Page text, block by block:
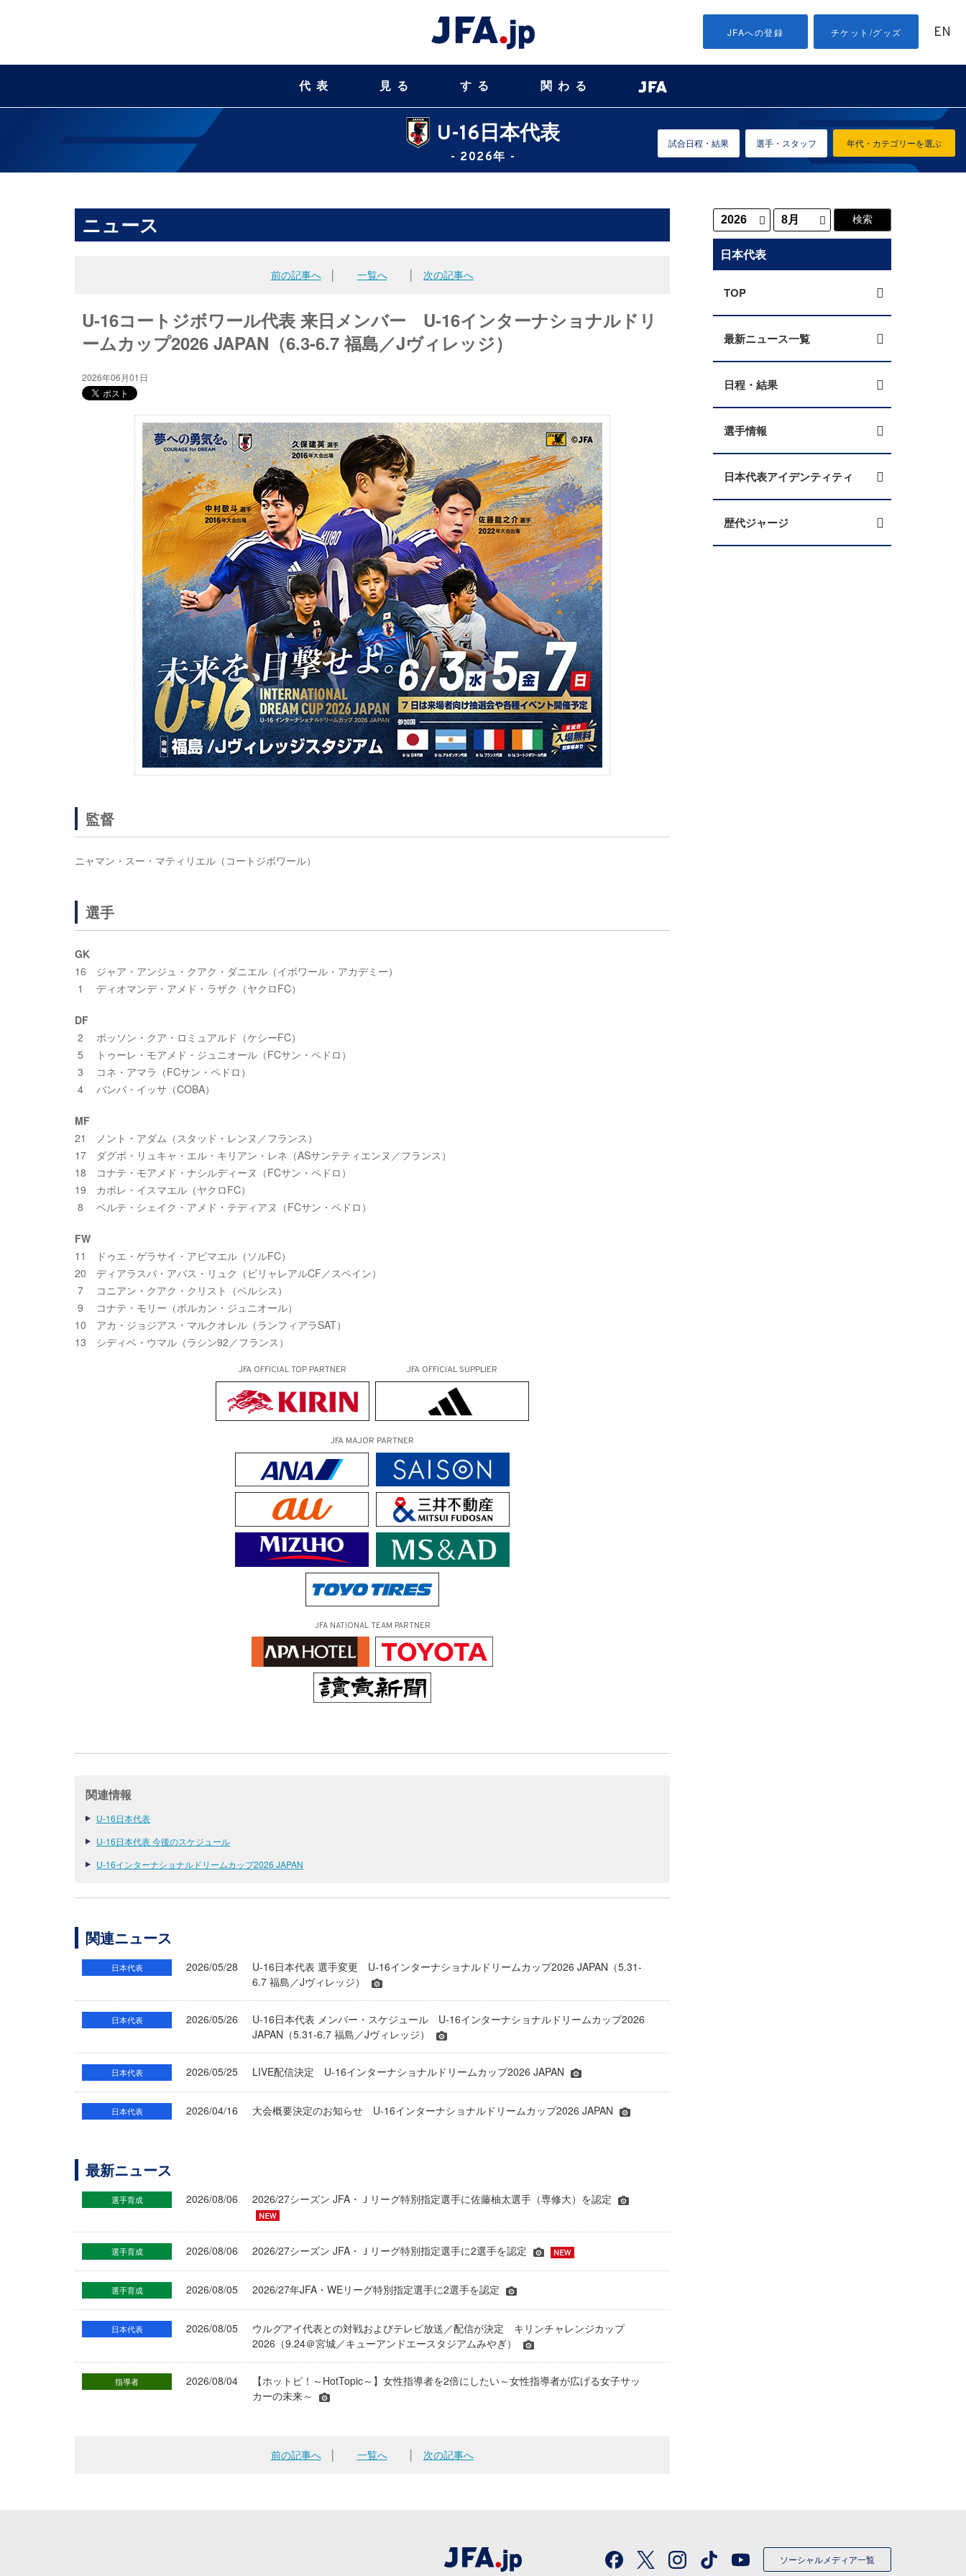
JFAへの登録 チケット/グッズ EN
代表 見る する 関わる
U-16日本代表
- 2026年 -
年代・カテゴリーを選ぶ
試合日程・結果 選手・スタッフ
ニュース
前の記事へ│ 一覧へ 次の記事へ
U-16コートジボワール代表 来日メンバー U-16インターナショナルドリ
ームカップ2026 JAPAN（6.3-6.7 福島／Jヴィレッジ）
2026年06月01日
監督
ニャマン・スー・マティリエル（コートジボワール）
選手
GK
16 ジャア・アンジュ・クアク・ダニエル（イボワール・アカデミー）
1 ディオマンデ・アメド・ラザク（ヤクロFC）
DF
2 ボッソン・クア・ロミュアルド（ケシーFC）
5 トゥーレ・モアメド・ジュニオール（FCサン・ペドロ）
3 コネ・アマラ（FCサン・ペドロ）
4 バンバ・イッサ（COBA）
MF
21 ノント・アダム（スタッド・レンヌ／フランス）
17 ダグボ・リュキャ・エル・キリアン・レネ（ASサンテティエンヌ／フランス）
18 コナテ・モアメド・ナシルディーヌ（FCサン・ペドロ）
19 カボレ・イスマエル（ヤクロFC）
8 ベルテ・シェイク・アメド・テディアヌ（FCサン・ペドロ）
FW
11 ドゥエ・ゲラサイ・アビマエル（ソルFC）
20 ディアラスバ・アバス・リュク（ビリャレアルCF／スペイン）
7 コニアン・クアク・クリスト（ベルシス）
9 コナテ・モリー（ボルカン・ジュニオール）
10 アカ・ジョジアス・マルクオレル（ランフィアラSAT）
13 シディベ・ウマル（ラシン92／フランス）
JFA OFFICIALTOP PARTNER JFA OFFICIAL SUPPLIER
JFA MAJOR PARTNER
JFA NATIONAL TEAM PARTNER
関連情報
U-16日本代表
U-16日本代表 今後のスケジュール
U-16インターナショナルドリームカップ2026 JAPAN
関連ニュース
日本代表 2026/05/28
U-16日本代表 選手変更 U-16インターナショナルドリームカップ2026 JAPAN（5.31-
6.7 福島／Jヴィレッジ）
日本代表 2026/05/26
U-16日本代表 メンバー・スケジュール U-16インターナショナルドリームカップ2026
JAPAN（5.31-6.7 福島／Jヴィレッジ）
日本代表 2026/05/25 LIVE配信決定 U-16インターナショナルドリームカップ2026 JAPAN
日本代表 2026/04/16 大会概要決定のお知らせ U-16インターナショナルドリームカップ2026 JAPAN
最新ニュース
選手育成 2026/08/06 2026/27シーズン JFA・Ｊリーグ特別指定選手に佐藤柚太選手（専修大）を認定
選手育成 2026/08/06 2026/27シーズン JFA・Ｊリーグ特別指定選手に2選手を認定
選手育成 2026/08/05 2026/27年JFA・WEリーグ特別指定選手に2選手を認定
日本代表 2026/08/05
ウルグアイ代表との対戦およびテレビ放送／配信が決定 キリンチャレンジカップ
2026（9.24＠宮城／キューアンドエースタジアムみやぎ）
指導者 2026/08/04
【ホットピ！～HotTopic～】女性指導者を2倍にしたい～女性指導者が広げる女子サッ
カーの未来～
前の記事へ│ 一覧へ 次の記事へ
日本代表
TOP
最新ニュース一覧
日程・結果
選手情報
日本代表アイデンティティ
歴代ジャージ
ソーシャルメディア一覧